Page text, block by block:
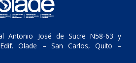
Antonio José de Sucre N58-63 y
Edif. Olade – San Carlos, Quito –